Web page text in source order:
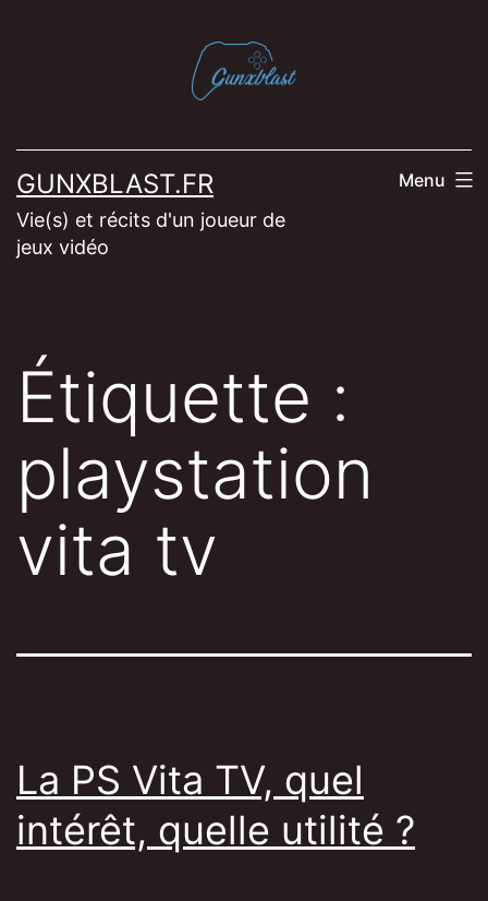
GUNXBLAST.FR
Vie(s) et récits d'un joueur de
jeux vidéo
Menu
Étiquette :
playstation
vita tv
La PS Vita TV, quel
intérêt, quelle utilité ?